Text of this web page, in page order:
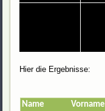
Hier die Ergebnisse:
Name Vorname